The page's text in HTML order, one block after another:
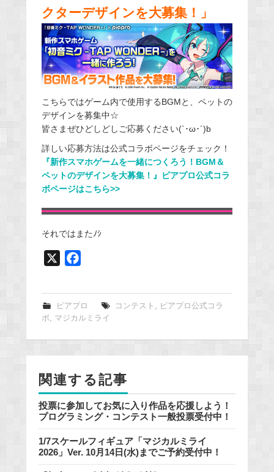
クターデザインを大募集！」
こちらではゲーム内で使用するBGMと、ペットの
デザインを募集中☆
皆さまぜひどしどしご応募ください(`･ω･´)b
詳しい応募方法は公式コラボページをチェック！
『新作スマホゲームを一緒につくろう！BGM＆
ペットのデザインを大募集！』ピアプロ公式コラ
ボページはこちら>>
それではまたﾉｼ
e
b
o
o
ピアプロ コンテスト , ピアプロ公式コラ
ボ, マジカルミライ
関連する記事
投票に参加してお気に入り作品を応援しよう！
プログラミング・コンテスト一般投票受付中！
1/7スケールフィギュア「マジカルミライ
2026」Ver. 10月14日(水)までご予約受付中！